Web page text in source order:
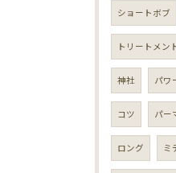
ショートボブ
トリートメン
神社 パワ
コツ パー
ロング ミ